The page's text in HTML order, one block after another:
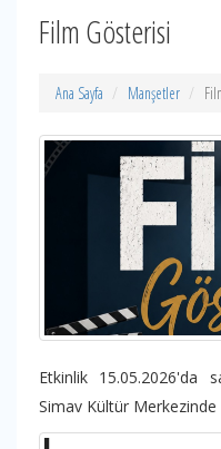
Film Gösterisi
Ana Sayfa Manşetler
Etkinlik 15.05.2026'da
Simav Kültür